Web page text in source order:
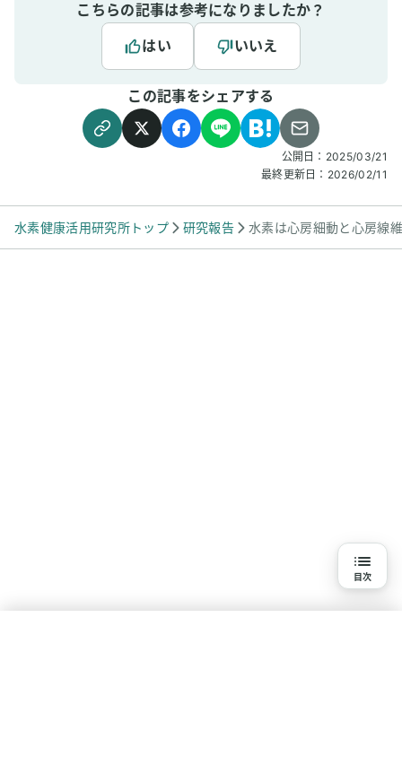
こちらの記事は参考になりましたか？
はい
いいえ
この記事をシェアする
公開日： 2025/03/21
最終更新日： 2026/02/11
水素健康活用研究所トップ 研究報告 水素は心房細動と心房線
目次